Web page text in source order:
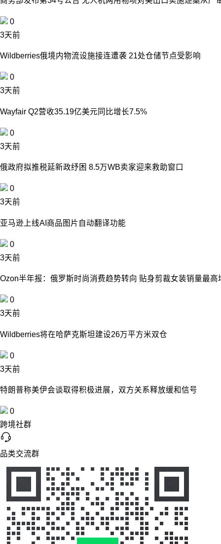
0
3天前
Wildberries俄境内物流设施接连遭袭 21处仓储节点受影响
0
3天前
Wayfair Q2营收35.19亿美元同比增长7.5%
0
3天前
俄政府拟推税延新政纾困 8.5万WB卖家迎来救助窗口
0
3天前
亚马逊上线AI商品图片自动翻译功能
0
3天前
Ozon半年报：俄罗斯时尚消费趋势转向 贴身剪裁女装销量最高
0
3天前
Wildberries将在哈萨克斯坦建设26万平方米双仓
0
3天前
特朗普称美伊会谈取得积极进展，双方关系释放缓和信号
0
跨境社群
品类交流群